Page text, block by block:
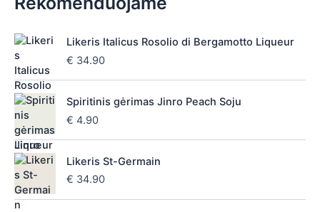
Likeris Italicus Rosolio di Bergamotto Liqueur
€ 34.90
Spiritinis gėrimas Jinro Peach Soju
€ 4.90
Likeris St-Germain
€ 34.90